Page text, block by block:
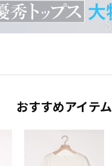
おすすめアイテム